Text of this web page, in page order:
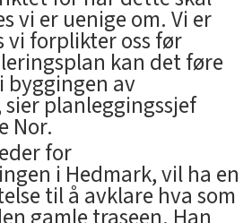
vi er uenige om. Vi er
vi forplikter oss før
kan det føre
byggingen av
planleggingssjef
Nor.
for
i Hedmark, vil ha en
til å avklare hva som